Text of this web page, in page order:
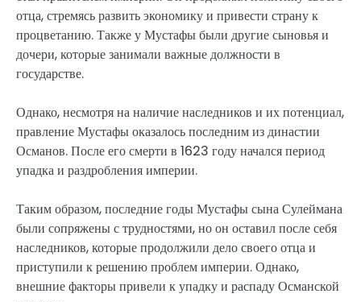
отца, стремясь развить экономику и привести страну к
процветанию. Также у Мустафы были другие сыновья и
дочери, которые занимали важные должности в
государстве.
Однако, несмотря на наличие наследников и их потенциал,
правление Мустафы оказалось последним из династии
Османов. После его смерти в 1623 году начался период
упадка и раздробления империи.
Таким образом, последние годы Мустафы сына Сулеймана
были сопряжены с трудностями, но он оставил после себя
наследников, которые продолжили дело своего отца и
приступили к решению проблем империи. Однако,
внешние факторы привели к упадку и распаду Османской